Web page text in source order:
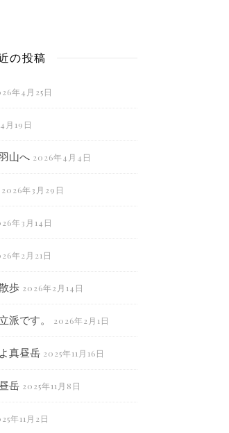
の投稿
年4月25日
月19日
山へ 2026年4月4日
2026年3月29日
年3月14日
年2月21日
歩 2026年2月14日
派です。 2026年2月1日
真昼岳 2025年11月16日
岳 2025年11月8日
年11月2日